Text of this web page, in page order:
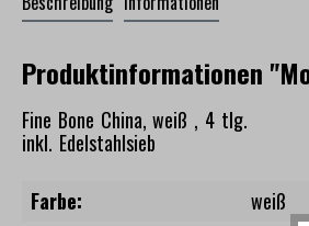
Produktinformationen
Fine Bone China, weiß , 4 tlg.
inkl. Edelstahlsieb
Farbe:
weiß